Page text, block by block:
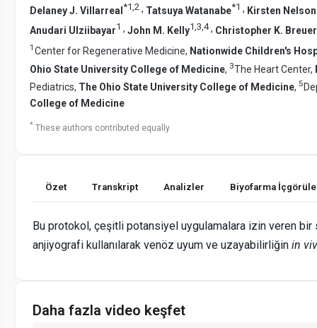
Delaney J. Villarreal *1,2 , Tatsuya Watanabe*1 , Kirsten Nelson
Anudari Ulziibayar1 , John M. Kelly1 3 4, Christopher K. Breuer
1 Center for Regenerative Medicine, Nationwide Children's
Ohio State University College of Medicine, 3The Heart Center,
Pediatrics, The Ohio State University College of Medicine, 5
College of Medicine
* These authors contributed equally
Özet Transkript Analizler Biyofarma
Bu protokol, çeşitli potansiyel uygulamalara izin veren
anjiyografi kullanılarak venöz uyum ve uzayabilirliğin in
Daha fazla video keşfet